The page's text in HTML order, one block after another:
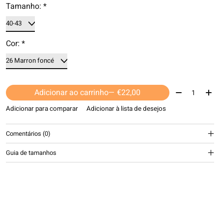
Tamanho: *
Cor: *
Adicionar ao carrinho — €22,00 Quantidade:
Adicionar para comparar Adicionar à lista de desejos
Comentários (0)
Guia de tamanhos